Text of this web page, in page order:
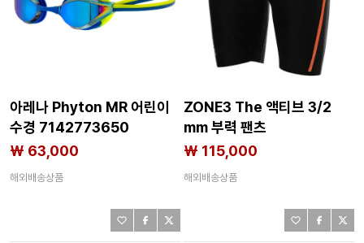
아레나 Phyton MR 어린이
수경 7142773650
₩ 63,000
해외배송상품
ZONE3 The 액티브 3/2
mm 부력 팬츠
7140476564
₩ 115,000
해외배송상품